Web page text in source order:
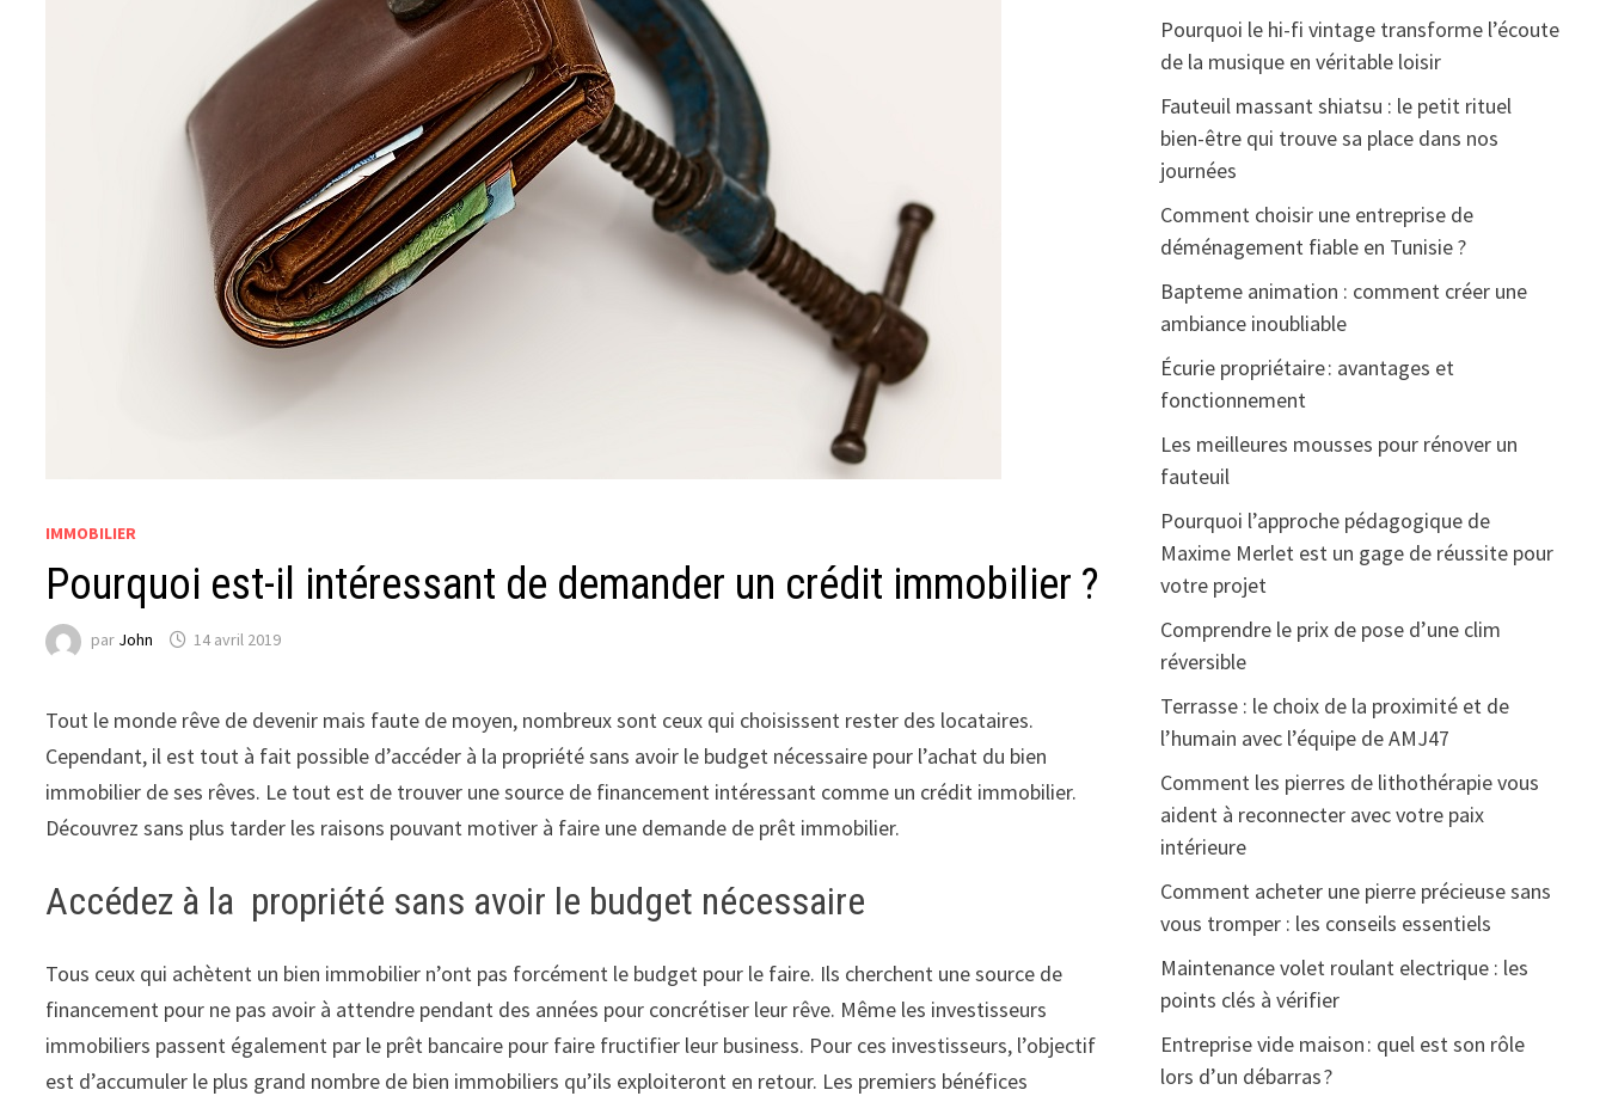
IMMOBILIER
Pourquoi est-il intéressant de demander un crédit immobilier ?
par John 14 avril 2019
Tout le monde rêve de devenir mais faute de moyen, nombreux sont ceux qui choisissent rester des locataires.
Cependant, il est tout à fait possible d’accéder à la propriété sans avoir le budget nécessaire pour l’achat du bien
immobilier de ses rêves. Le tout est de trouver une source de financement intéressant comme un crédit immobilier.
Découvrez sans plus tarder les raisons pouvant motiver à faire une demande de prêt immobilier.
Accédez à la propriété sans avoir le budget nécessaire
Tous ceux qui achètent un bien immobilier n’ont pas forcément le budget pour le faire. Ils cherchent une source de
financement pour ne pas avoir à attendre pendant des années pour concrétiser leur rêve. Même les investisseurs
immobiliers passent également par le prêt bancaire pour faire fructifier leur business. Pour ces investisseurs, l’objectif
est d’accumuler le plus grand nombre de bien immobiliers qu’ils exploiteront en retour. Les premiers bénéfices
Pourquoi le hi-fi vintage transforme l’écoute
de la musique en véritable loisir
Fauteuil massant shiatsu : le petit rituel
bien-être qui trouve sa place dans nos
journées
Comment choisir une entreprise de
déménagement fiable en Tunisie ?
Bapteme animation : comment créer une
ambiance inoubliable
Écurie propriétaire : avantages et
fonctionnement
Les meilleures mousses pour rénover un
fauteuil
Pourquoi l’approche pédagogique de
Maxime Merlet est un gage de réussite pour
votre projet
Comprendre le prix de pose d’une clim
réversible
Terrasse : le choix de la proximité et de
l’humain avec l’équipe de AMJ47
Comment les pierres de lithothérapie vous
aident à reconnecter avec votre paix
intérieure
Comment acheter une pierre précieuse sans
vous tromper : les conseils essentiels
Maintenance volet roulant electrique : les
points clés à vérifier
Entreprise vide maison : quel est son rôle
lors d’un débarras ?